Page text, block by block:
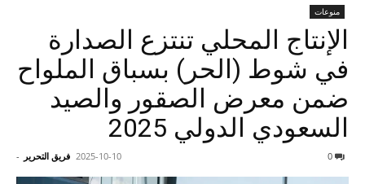
منوعات
الإنتاج المحلي تنتزع الصدارة
في شوط (الحر) بسباق الملواح
ضمن معرض الصقور والصيد
السعودي الدولي 2025
فريق التحرير - 2025-10-10